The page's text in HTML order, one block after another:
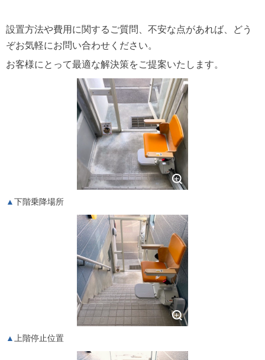
設置方法や費用に関するご質問、不安な点があれば、どう
ぞお気軽にお問い合わせください。
お客様にとって最適な解決策をご提案いたします。
下階乗降場所
上階停止位置